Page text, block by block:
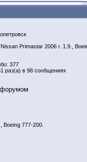
Primastar 2006 г. 1.9.,
377
раз(а) в 98 сообщениях
Boeing 777-200.